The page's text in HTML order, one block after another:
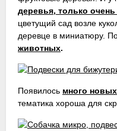
деревья, только
цветущий сад возле
деревце в миниатюру.
животных.
Появилось много
тематика хороша для